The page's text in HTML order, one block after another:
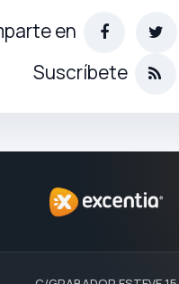
en
Suscríbete